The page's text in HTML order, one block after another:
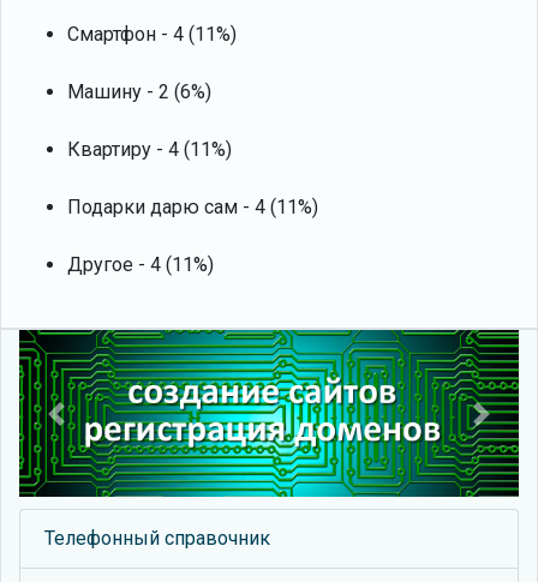
Смартфон - 4 (11%)
Машину - 2 (6%)
Квартиру - 4 (11%)
Подарки дарю сам - 4 (11%)
Другое - 4 (11%)
Previous Next
Телефонный справочник